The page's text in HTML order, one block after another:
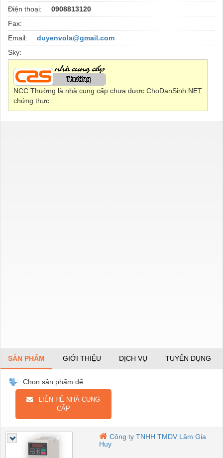
Điện thoại:
0908813120
Fax:
Email:
duyenvola@gmail.com
Sky:
NCC Thường là nhà cung cấp chưa được ChoDanSinh.NET
chứng thực.
SẢN PHẨM GIỚI THIỆU DỊCH VỤ TUYỂN DỤNG
Chọn sản phẩm để
LIÊN HỆ NHÀ CUNG
CẤP
Công ty TNHH TMDV Lâm Gia
Huy